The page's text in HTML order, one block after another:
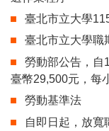
臺北市立大學
臺北市立大學職
勞動部公告，自
臺幣29,500元，每
勞動基準法
自即日起，放寬